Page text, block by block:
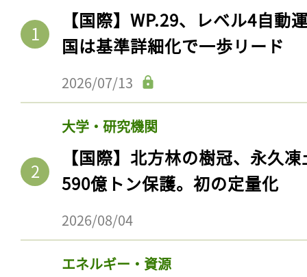
【国際】WP.29、レベル4自動
国は基準詳細化で一歩リード
2026/07/13
大学・研究機関
【国際】北方林の樹冠、永久
590億トン保護。初の定量化
2026/08/04
エネルギー・資源